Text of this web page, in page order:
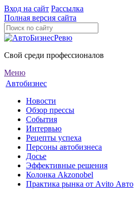
Вход на сайт Рассылка
Полная версия сайта
Свой среди профессионалов
Меню
Автобизнес
Новости
Обзор прессы
События
Интервью
Рецепты успеха
Персоны автобизнеса
Досье
Эффективные решения
Колонка Akzonobel
Практика рынка от Аvito Авто